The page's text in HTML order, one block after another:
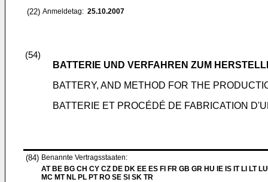
(22) Anmeldetag: 25.10.2007
(54)
BATTERIE UND VERFAHREN ZUM
BATTERY, AND METHOD FOR THE
BATTERIE ET PROCÉDÉ DE FABRICATION
(84) Benannte Vertragsstaaten:
AT BE BG CH CY CZ DE DK EE ES FI FR GB GR HU IE IS IT LI LT
MC MT NL PL PT RO SE SI SK TR